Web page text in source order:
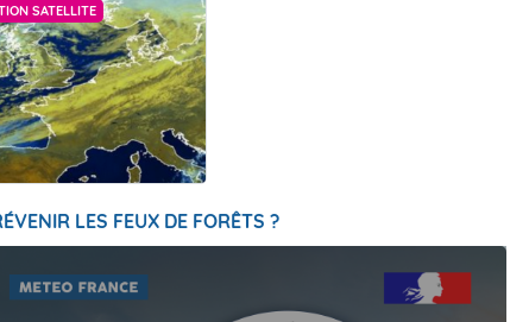
SATELLITE
LES FEUX DE FORÊTS ?